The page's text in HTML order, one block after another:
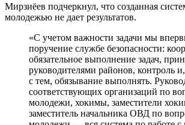
Мирзиёев подчеркнул, что созданная
молодежью не дает результатов.
«С учетом важности задачи мы
поручение службе безопасности:
обязательное выполнение задач,
руководителями районов, контроль
с тем, обязывание выполнять.
соответствующих организаций по
молодежи, хокимы, заместители
заместитель начальника ОВД по